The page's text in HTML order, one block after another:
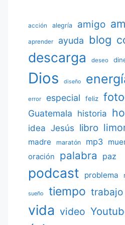
acción alegría amigo
aprender ayuda blog
descarga deseo
Dios diseño
error especial feliz
Guatemala historia
idea Jesús libro
madre maratón mp3
oración palabra paz
podcast problema
sueño tiempo trabajo
vida video